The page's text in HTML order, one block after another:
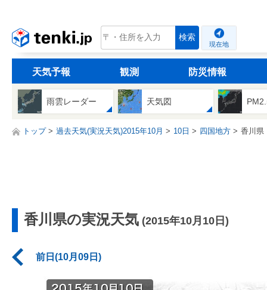
tenki.jp 検索
現在地
天気予報 観測 防災情報
雨雲レーダー 天気図
トップ 過去天気(実況天気)2015年10月 10日 四国地方 香川県
香川県の実況天気 (2015年10月10日)
前日(10月09日)